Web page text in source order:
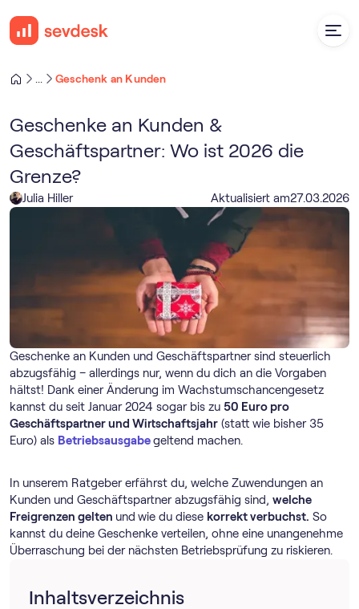
Geschenk an Kunden
Geschenke an Kunden &
Geschäftspartner: Wo ist 2026 die
Grenze?
Julia Hiller Aktualisiert am27.03.2026
Geschenke an Kunden und Geschäftspartner sind steuerlich
abzugsfähig – allerdings nur, wenn du dich an die Vorgaben
hältst! Dank einer Änderung im Wachstumschancengesetz
kannst du seit Januar 2024 sogar bis zu 50 Euro pro
Geschäftspartner und Wirtschaftsjahr (statt wie bisher 35
Euro) als Betriebsausgabegeltend machen.
In unserem Ratgeber erfährst du, welche Zuwendungen an
Kunden und Geschäftspartner abzugsfähig sind, welche
Freigrenzen gelten und wie du diese korrekt verbuchst. So
kannst du deine Geschenke verteilen, ohne eine unangenehme
Überraschung bei der nächsten Betriebsprüfung zu riskieren.
Inhaltsverzeichnis